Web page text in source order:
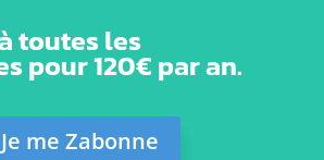
toutes les
pour 120€ par an.
Je me Zabonne